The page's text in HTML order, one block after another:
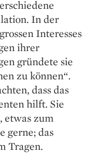
In der
Interesses
ihrer
gründete sie
zu können“.
dass das
hilft. Sie
etwas zum
gerne; das
Tragen.